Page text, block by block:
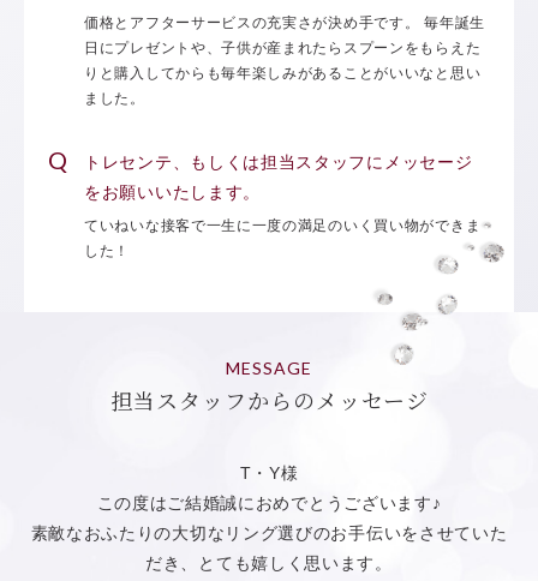
価格とアフターサービスの充実さが決め手です。 毎年誕生
日にプレゼントや、子供が産まれたらスプーンをもらえた
りと購入してからも毎年楽しみがあることがいいなと思い
ました。
トレセンテ、もしくは担当スタッフにメッセージ
をお願いいたします。
ていねいな接客で一生に一度の満足のいく買い物ができま
した！
MESSAGE
担当スタッフからのメッセージ
T・Y様
この度はご結婚誠におめでとうございます♪
素敵なおふたりの大切なリング選びのお手伝いをさせていた
だき、とても嬉しく思います。